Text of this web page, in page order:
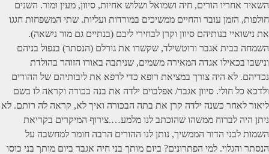
השאיר אחריו הורים, חיה ושמואל ושלוש אחיות, סיוון, מעין ומור. השנים
חולפות, הזמן עובר והחיים ממשיכים במורדות ועליות. שתי המשפחות חגגו
את נישואיי בנותיהם סיוון וקרן לבחירי ליבם (בנתיים גם מור נישאה).
השמחה בבית אגבר ורוטשילד, שקשרו את גורלם (הנסתר) בנפול בניהם
ונישבו בכאילו אגדה המאירה משמים, שניתבה באורו הזוהר בהולדת
נכדיהם. לא היה צורך במציאת רופא כדי לרפא את ליבותיהם של ההורים
ולדכא כל חולי. סיוון אגבר/ אפלבוים ילדה את בנה בכורה וקראה לו בשם
ליאור לאחר כשנה ילדה קרן את בתה הבכורה ואיך לא, קראה לה רותם. לא
ניתן היה לברוח ממשהו שהוכתב לנו מלמע….צירוף המיקרים בקריאת
השמות לבני הדור הממשיך, נותן לנו ההורים הרבה חומר למחשבה על
הנסתר והגלוי. למי הפתרונים? ביום מותך בני חיה אגבר ביום מותך בני כוסו